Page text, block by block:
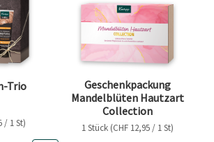
Trio
/ 1 St)
Geschenkpackung
Mandelblüten Hautzart
Collection
1 Stück (CHF 12,95 / 1 St)